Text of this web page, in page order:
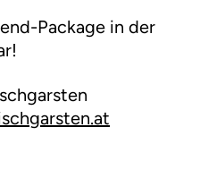
Package in der